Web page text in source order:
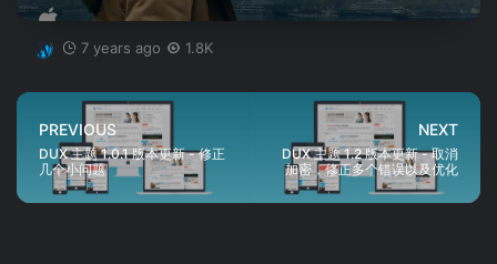
7 years ago 1.8K
PREVIOUS
DUX 主题 1.0.1 版本更新 - 修正
几个小问题
NEXT
DUX 主题 1.2 版本更新 - 取消
加密，修正多个错误以及优化